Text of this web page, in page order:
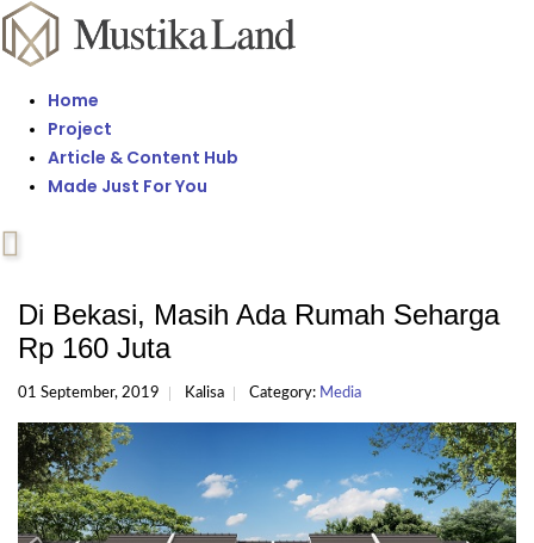
Home
Project
Article & Content Hub
Made Just For You
Di Bekasi, Masih Ada Rumah Seharga
Rp 160 Juta
01 September, 2019 Kalisa Category: Media